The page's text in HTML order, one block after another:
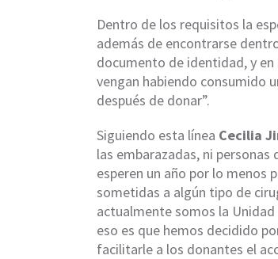
Dentro de los requisitos la
además de encontrarse
documento de identidad, y
vengan habiendo consumido
después de donar”.
Siguiendo esta línea Cecilia
las embarazadas, ni
esperen un año por lo menos
sometidas a algún tipo de
actualmente somos la
eso es que hemos decidido
facilitarle a los donantes el